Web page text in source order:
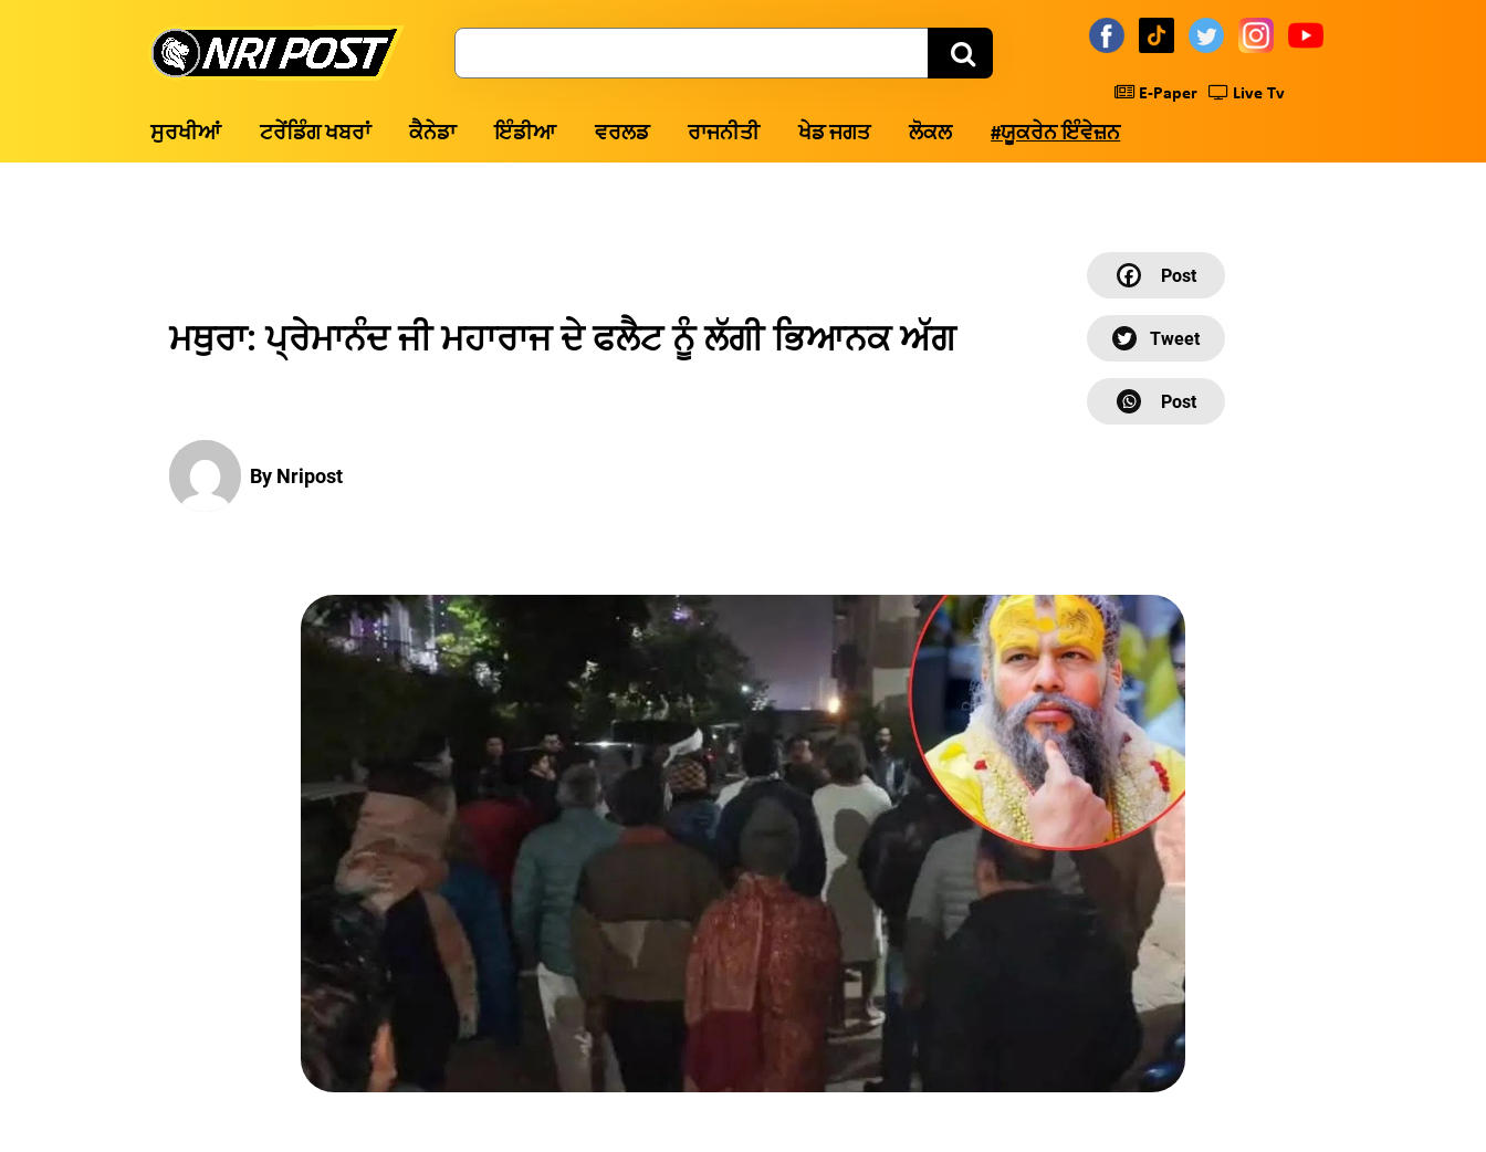
Post
Search
E-Paper Live Tv
ਸੁਰਖੀਆਂ ਟਰੇਂਡਿੰਗ ਖਬਰਾਂ ਕੈਨੇਡਾ ਇੰਡੀਆ ਵਰਲਡ ਰਾਜਨੀਤੀ ਖੇਡ ਜਗਤ ਲੋਕਲ #ਯੂਕਰੇਨ ਇੰਵੇਜ਼ਨ
ਮਥੁਰਾ: ਪ੍ਰੇਮਾਨੰਦ ਜੀ ਮਹਾਰਾਜ ਦੇ ਫਲੈਟ ਨੂੰ ਲੱਗੀ ਭਿਆਨਕ ਅੱਗ
By Nripost